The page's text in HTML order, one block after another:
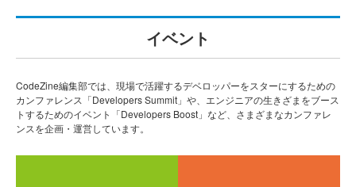
イベント
CodeZine編集部では、現場で活躍するデベロッパーをスターにするための
カンファレンス「Developers Summit」や、エンジニアの生きざまをブース
トするためのイベント「Developers Boost」など、さまざまなカンファレ
ンスを企画・運営しています。